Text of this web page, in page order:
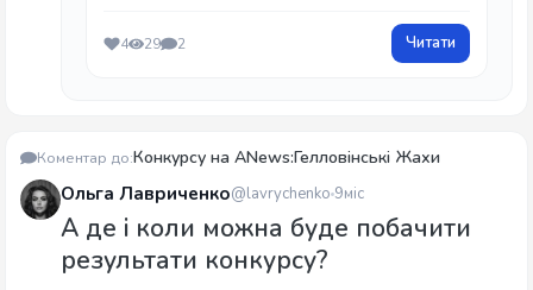
прожите й забуте. Може, все це сон. А може,
сповідь між двома пробудженнями.
4 29 2 Читати
Коментар до:Конкурсу на ANews:Гелловінські Жахи
Ольга Лавриченко@lavrychenko 9міс
А де і коли можна буде побачити
результати конкурсу?